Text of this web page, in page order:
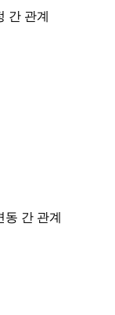
간 관계
간 관계